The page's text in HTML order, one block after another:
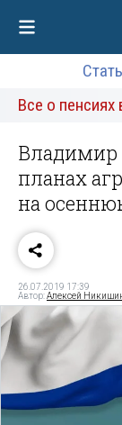
Все о пенсиях
Владимир
планах
на
26.07.2019 17:39
Автор:Алексей